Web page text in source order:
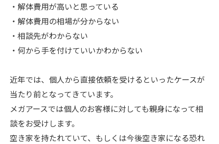
・解体費用が高いと思っている
・解体費用の相場が分からない
・相談先がわからない
・何から手を付けていいかわからない
近年では、個人から直接依頼を受けるといったケースが
当たり前となってきています。
メガアースでは個人のお客様に対しても親身になって相
談をお受けします。
空き家を持たれていて、もしくは今後空き家になる恐れ